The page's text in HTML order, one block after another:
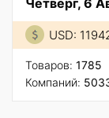
USD:
Товаров: 1785
Компаний: